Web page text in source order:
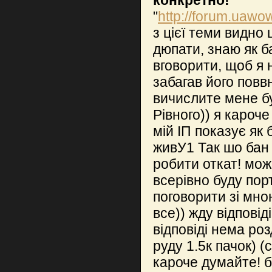
"http://
з цієї теми
дюпати, знаю як
вговорити, щоб я
забагав його
вичислите мене
Рівного)) я
мій ІП показує
живУ1 Так шо бан
робити откат!
всерівно буду
поговорити зі
все)) жду
відповіді нема
руду 1.5к пачок)
кароче думайте!